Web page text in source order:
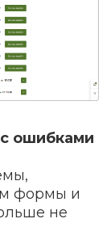
ошибками
формы и
не